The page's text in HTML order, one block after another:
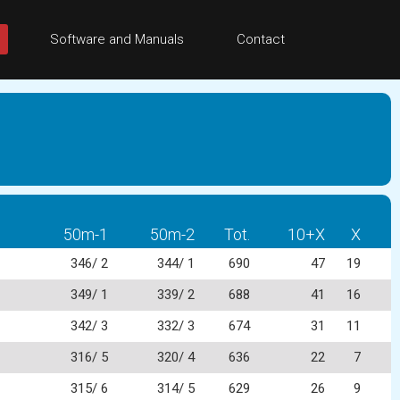
Software and Manuals Contact
50m-1 50m-2 Tot. 10+X X
346/ 2 344/ 1 690 47
19
349/ 1 339/ 2 688 41
16
342/ 3 332/ 3 674 31
11
316/ 5 320/ 4 636 22
7
315/ 6 314/ 5 629 26
9